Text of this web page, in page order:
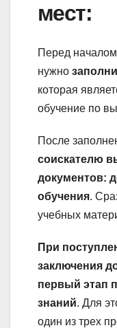
мест:
Перед
нужно
которая
обучение по
После
соискателю
документов:
обучения.
учебных
При
заключения
первый этап
знаний. Для
один из трех